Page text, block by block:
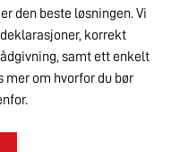
den beste løsningen. Vi
korrekt
samt ett enkelt
mer om hvorfor du bør